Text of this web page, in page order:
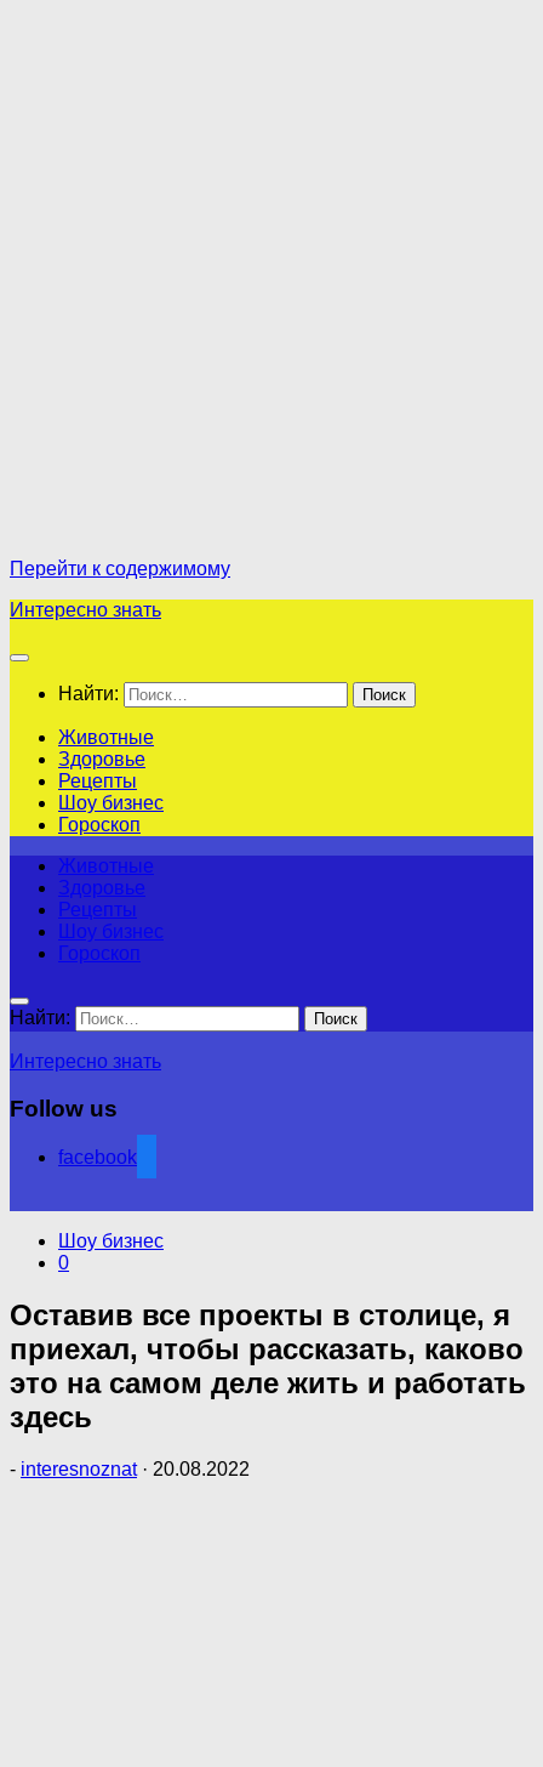
Перейти к содержимому
Интересно знать
Найти:
Животные
Здоровье
Рецепты
Шоу бизнес
Гороскоп
Животные
Здоровье
Рецепты
Шоу бизнес
Гороскоп
Найти:
Интересно знать
Follow us
facebook
Шоу бизнес
0
Оставив все проекты в столице, я
приехал, чтобы рассказать, каково
это на самом деле жить и работать
здесь
- interesnoznat · 20.08.2022